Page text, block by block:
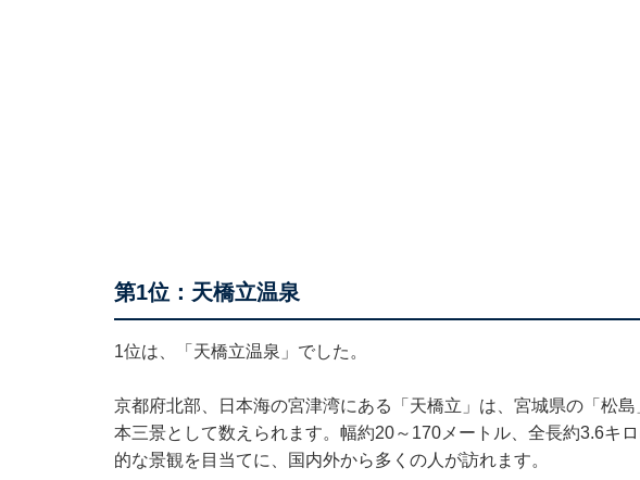
第1位：天橋立温泉
1位は、「天橋立温泉」でした。
京都府北部、日本海の宮津湾にある「天橋立」は、宮城県の「松
本三景として数えられます。幅約20～170メートル、全長約3.6キ
的な景観を目当てに、国内外から多くの人が訪れます。